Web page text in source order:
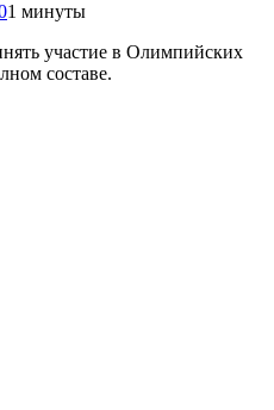
1 минуты
участие в Олимпийских
составе.